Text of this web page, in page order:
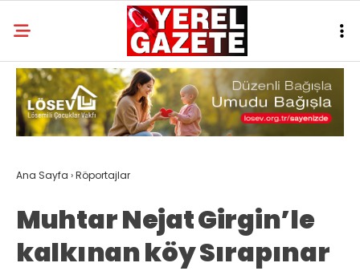
Ana Sayfa ›Röportajlar
Muhtar Nejat Girgin’le
kalkınan köy Sırapınar